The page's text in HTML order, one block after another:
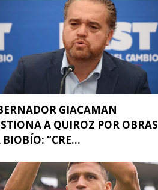
GIACAMAN
A QUIROZ POR OBRAS
BIOBÍO: “CRE...